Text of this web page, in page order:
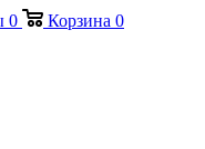
0 Корзина 0